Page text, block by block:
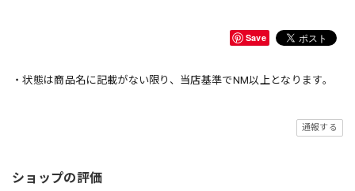
Save
・状態は商品名に記載がない限り、当店基準でNM以上となります。
通報する
ショップの評価